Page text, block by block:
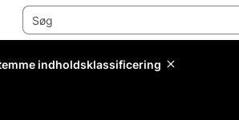
indholdsklassificering